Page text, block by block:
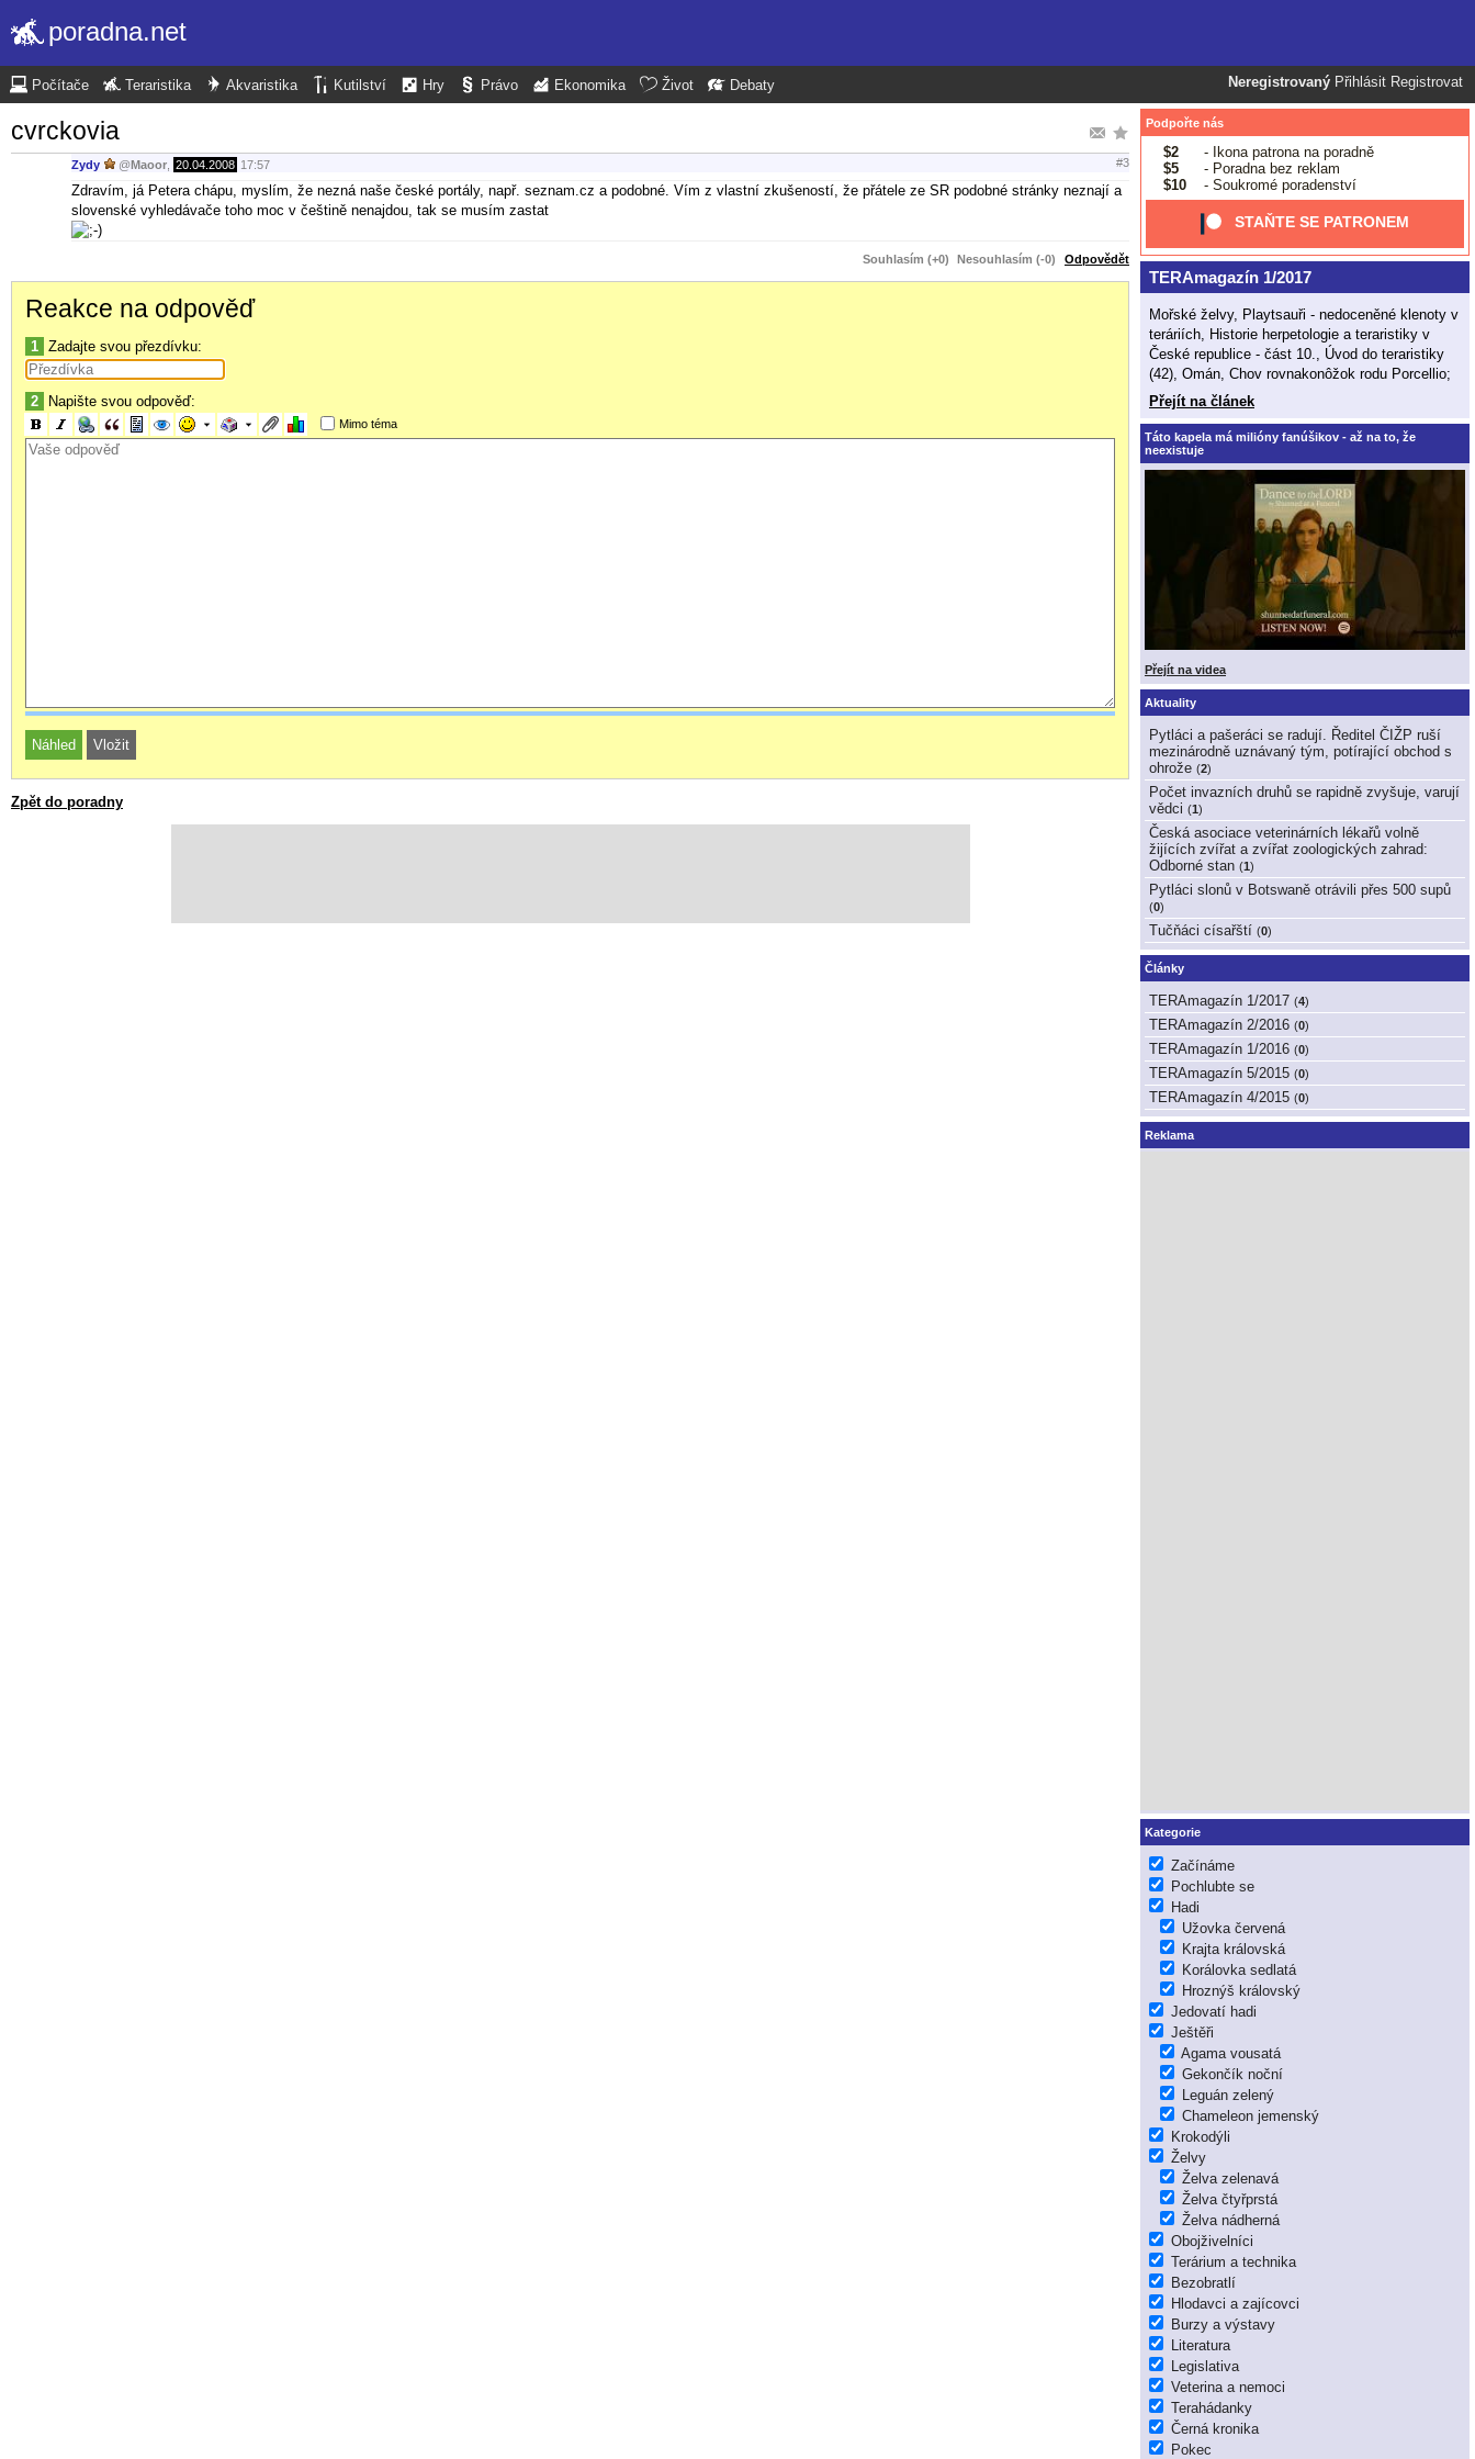
poradna.net
Neregistrovaný Přihlásit Registrovat
Počítače Teraristika Akvaristika Kutilství Hry Právo Ekonomika Život Debaty
cvrckovia
Zydy @Maoor 20.04.2008 17:57 #3
Zdravím, já Petera chápu, myslím, že nezná naše české portály, např. seznam.cz a podobné. Vím z vlastní zkušeností, že přátele ze SR podobné stránky neznají a
slovenské vyhledávače toho moc v češtině nenajdou, tak se musím zastat
Souhlasím (+0) Nesouhlasím (-0) Odpovědět
Reakce na odpověď
1 Zadajte svou přezdívku:
2 Napište svou odpověď:
Mimo téma
Zpět do poradny
Podpořte nás
$2
- Ikona patrona na poradně
$5
- Poradna bez reklam
$10
- Soukromé poradenství
STAŇTE SE PATRONEM
TERAmagazín 1/2017
Mořské želvy, Playtsauři - nedoceněné klenoty v
teráriích, Historie herpetologie a teraristiky v
České republice - část 10., Úvod do teraristiky
(42), Omán, Chov rovnakonôžok rodu Porcellio;
Přejít na článek
Táto kapela má milióny fanúšikov - až na to, že
neexistuje
Přejít na videa
Aktuality
Pytláci a pašeráci se radují. Ředitel ČIŽP ruší
mezinárodně uznávaný tým, potírající obchod s
ohrože (2)
Počet invazních druhů se rapidně zvyšuje, varují
vědci (1)
Česká asociace veterinárních lékařů volně
žijících zvířat a zvířat zoologických zahrad:
Odborné stan (1)
Pytláci slonů v Botswaně otrávili přes 500 supů
(0)
Tučňáci císařští (0)
Články
TERAmagazín 1/2017 (4)
TERAmagazín 2/2016 (0)
TERAmagazín 1/2016 (0)
TERAmagazín 5/2015 (0)
TERAmagazín 4/2015 (0)
Reklama
Kategorie
Začínáme
Pochlubte se
Hadi
Užovka červená
Krajta královská
Korálovka sedlatá
Hroznýš královský
Jedovatí hadi
Ještěři
Agama vousatá
Gekončík noční
Leguán zelený
Chameleon jemenský
Krokodýli
Želvy
Želva zelenavá
Želva čtyřprstá
Želva nádherná
Obojživelníci
Terárium a technika
Bezobratlí
Hlodavci a zajícovci
Burzy a výstavy
Literatura
Legislativa
Veterina a nemoci
Terahádanky
Černá kronika
Pokec